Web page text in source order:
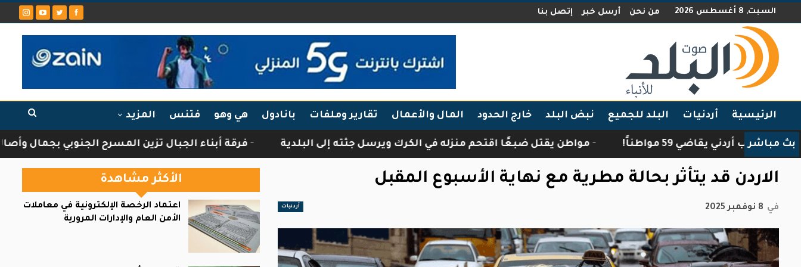
السبت, 8 أغسطس 2026 من نحن أرسل خبر إتصل بنا
الرئيسية أردنيات البلد للجميع نبض البلد خارج الحدود المال والأعمال تقارير وملفات بانادول هي وهو فتنس المزيد
بث مباشر
نائب أردني يقاضي 59 مواطناً! مواطن يقتل ضبعًا اقتحم منزله في الكرك ويرسل جثته إلى البلدية فرقة أبناء الجبال تزين المسرح الجنوبي بجمال وأصالة
الاردن قد يتأثر بحالة مطرية مع نهاية الأسبوع المقبل
أردنيات في 8 نوفمبر 2025
الأكثر مشاهدة
اعتماد الرخصة الإلكترونية في معاملات
الأمن العام والإدارات المرورية